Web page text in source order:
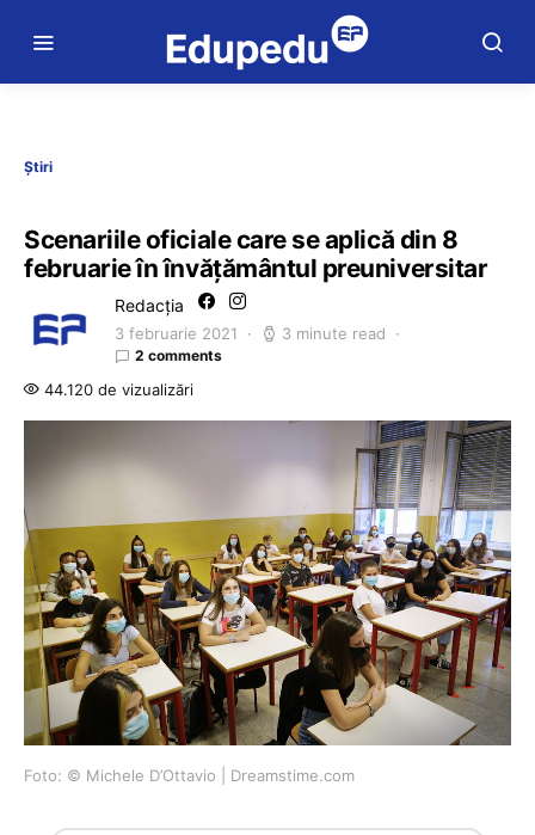
Știri
Scenariile oficiale care se aplică din 8
februarie în învățământul preuniversitar
Redacția
3 februarie 2021 3 minute read
2 comments
44.120 de vizualizări
Foto: © Michele D’Ottavio | Dreamstime.com